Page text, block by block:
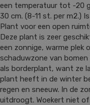
een temperatuur tot -20
30 cm. (8-11 st. per m2.)
Plant voor een open
Deze plant is zeer
een zonnige, warme plek
schaduwzone van
als borderplant, want ze
plant heeft in de winter
regen en sneeuw. In de
uitdroogt. Woekert niet